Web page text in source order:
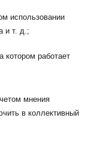
использовании
и т. д.;
котором работает
мнения
в коллективный